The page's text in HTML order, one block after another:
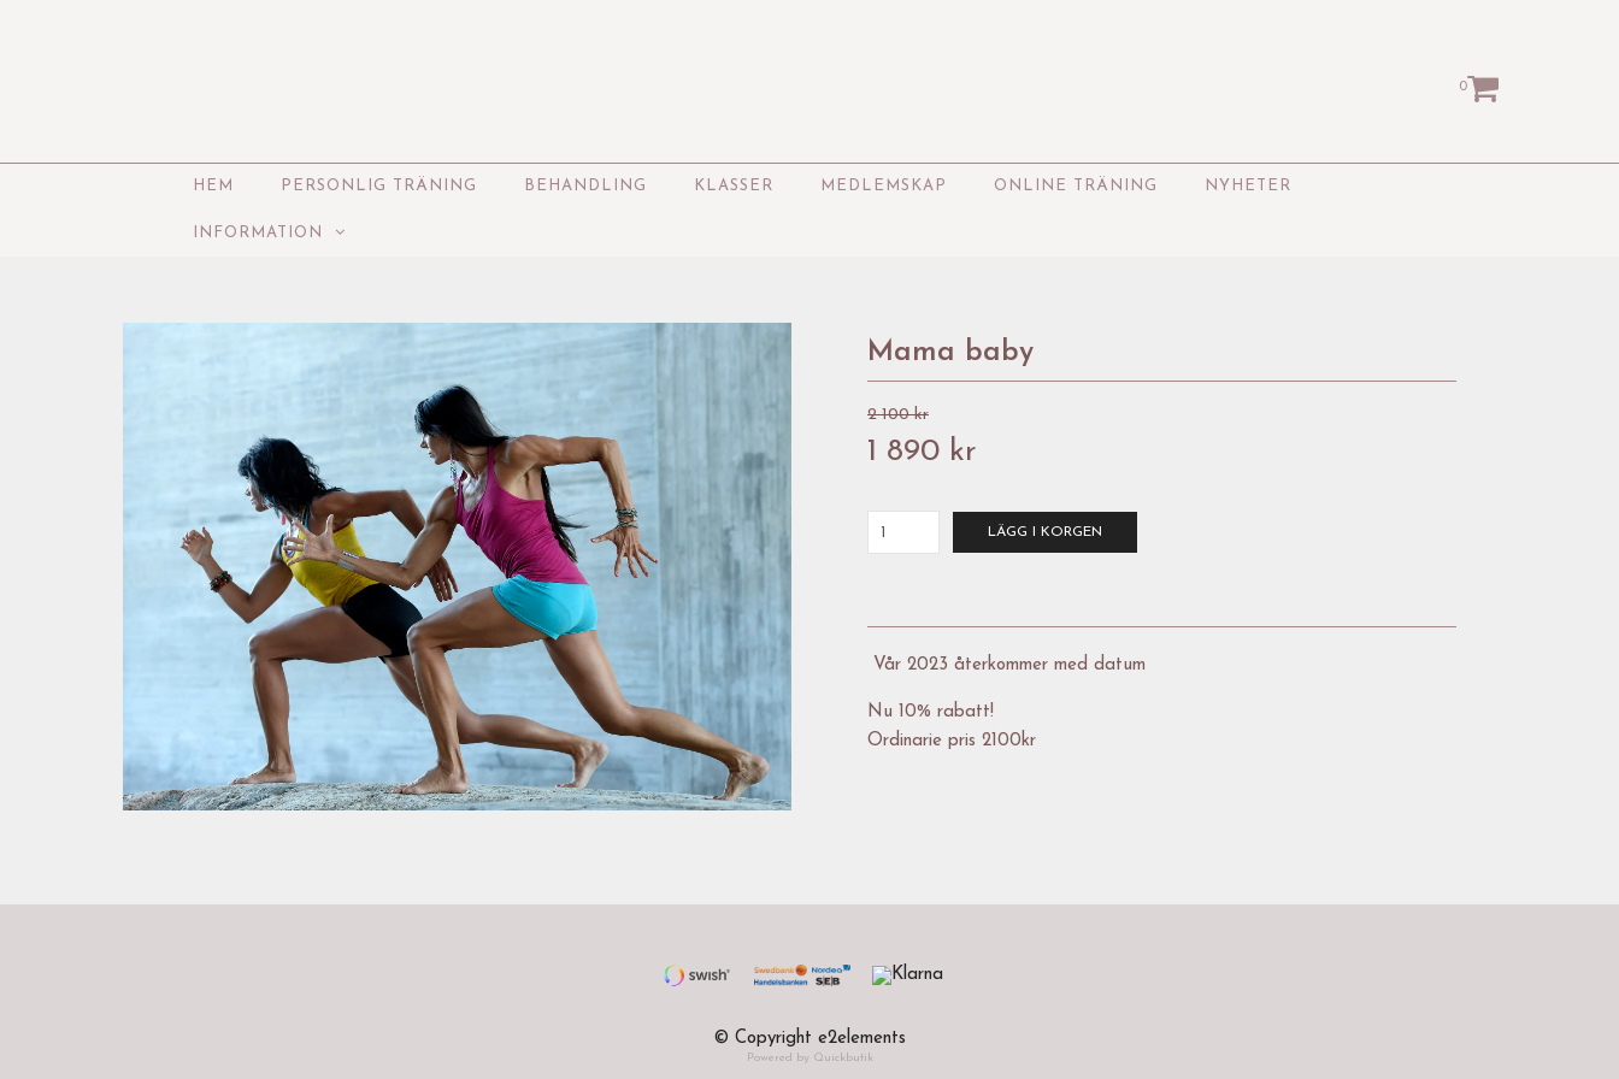
0
HEM PERSONLIG TRÄNING BEHANDLING KLASSER MEDLEMSKAP ONLINE TRÄNING NYHETER
INFORMATION
Mama baby
2 100 kr
1 890 kr
LÄGG I KORGEN
Vår 2023 återkommer med datum
Nu 10% rabatt!
Ordinarie pris 2100kr
© Copyright e2elements
Powered by Quickbutik